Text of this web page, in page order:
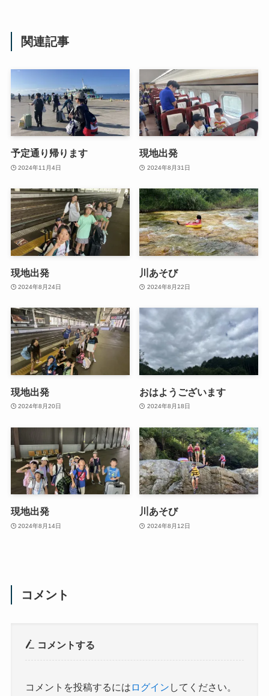
関連記事
予定通り帰ります
2024年11月4日
現地出発
2024年8月31日
現地出発
2024年8月24日
川あそび
2024年8月22日
現地出発
2024年8月20日
おはようございます
2024年8月18日
現地出発
2024年8月14日
川あそび
2024年8月12日
コメント
コメントする
コメントを投稿するには ログイン してください。